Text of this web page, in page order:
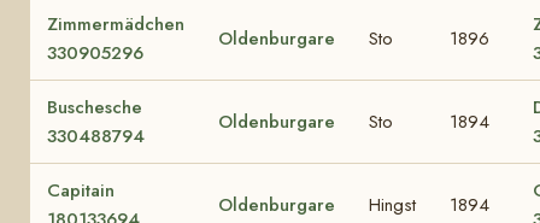
Zimmermädchen
330905296
Oldenburgare Sto 1896
Buschesche
330488794
Oldenburgare Sto 1894
Capitain
Oldenburgare Hingst 1894